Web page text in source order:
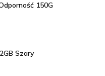
150G
Szary